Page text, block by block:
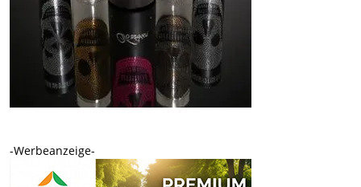
-Werbeanzeige-